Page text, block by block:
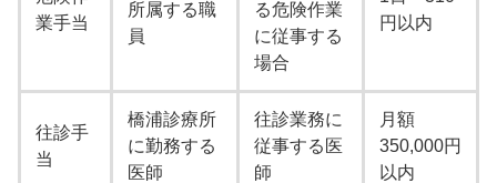
業手当
所属する職
員
る危険作業
に従事する
場合
円以内
往診手
当
橋浦診療所
に勤務する
医師
往診業務に
従事する医
師
月額
350,000円
以内